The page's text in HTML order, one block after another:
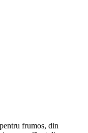
frumos, din